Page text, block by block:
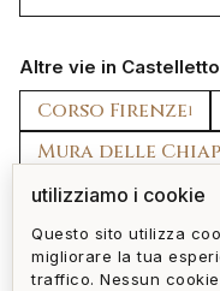
Altre vie in Castelletto
Corso Firenze1
Mura delle
Via Oberto
torna a castelletto
utilizziamo i cookie
Questo sito utilizza
migliorare la tua
traffico. Nessun